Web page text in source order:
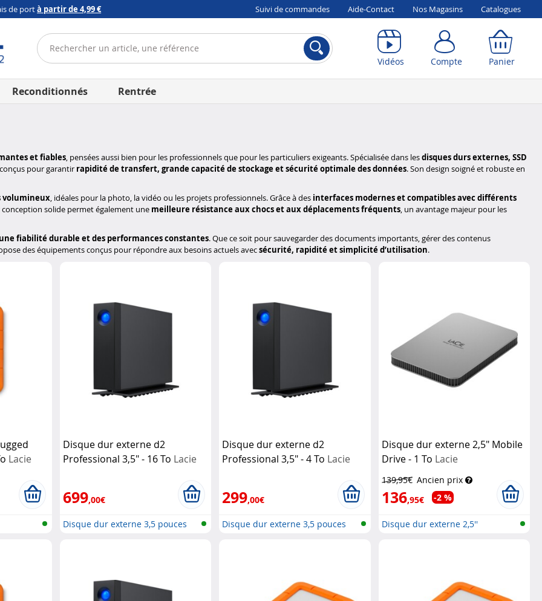
de portà partir de 4,99 € Suivi de commandes Aide-Contact Nos Magasins Catalogues
Vidéos Compte Panier
Reconditionnés Rentrée
et fiables, pensées aussi bien pour les professionnels que pour les particuliers exigeants. Spécialisée dans lesdisques durs externes, SSD
pour garantir rapidité de transfert, grande capacité de stockage et sécurité optimale des données. Son design soigné et robuste en
volumineux, idéales pour la photo, la vidéo ou les projets professionnels. Grâce à des interfaces modernes et compatibles avec différents
solide permet également une meilleure résistance aux chocs et aux déplacements fréquents, un avantage majeur pour les
fiabilité durable et des performances constantes. Que ce soit pour sauvegarder des documents importants, gérer des contenus
des équipements conçus pour répondre aux besoins actuels avecsécurité, rapidité et simplicité d’utilisation.
Lacie
Disque dur externe d2
Professional 3,5" - 16 To Lacie
699,00€
Disque dur externe 3,5 pouces
Disque dur externe d2
Professional 3,5" - 4 To Lacie
299,00€
Disque dur externe 3,5 pouces
Disque dur externe 2,5" Mobile
Drive - 1 To Lacie
139,95€ Ancien prix
136,95€ -2 %
Disque dur externe 2,5''
Compte Panier